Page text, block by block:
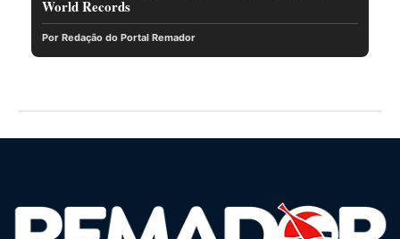
World Records
Por Redação do Portal Remador